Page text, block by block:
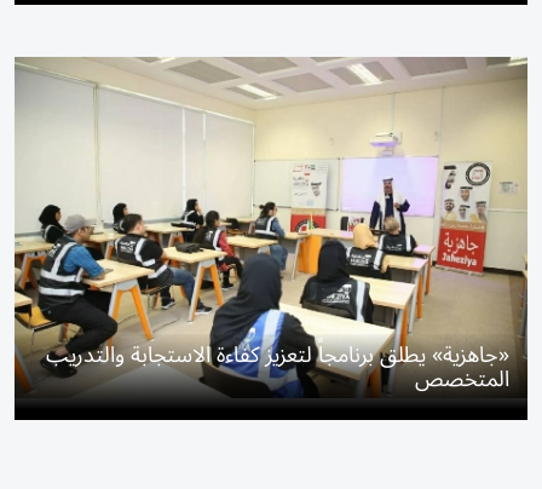
«جاهزية» يطلق برنامجاً لتعزيز كفاءة الاستجابة والتدريب
المتخصص